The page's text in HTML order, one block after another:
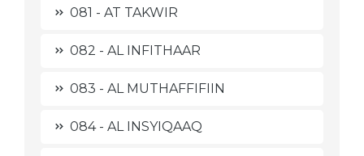
081 - AT TAKWIR
082 - AL INFITHAAR
083 - AL MUTHAFFIFIIN
084 - AL INSYIQAAQ